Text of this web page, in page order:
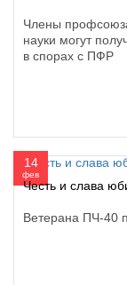
Члены
науки могут
в спорах с ПФР
14
фев
Честь и слава
Ветерана ПЧ-40